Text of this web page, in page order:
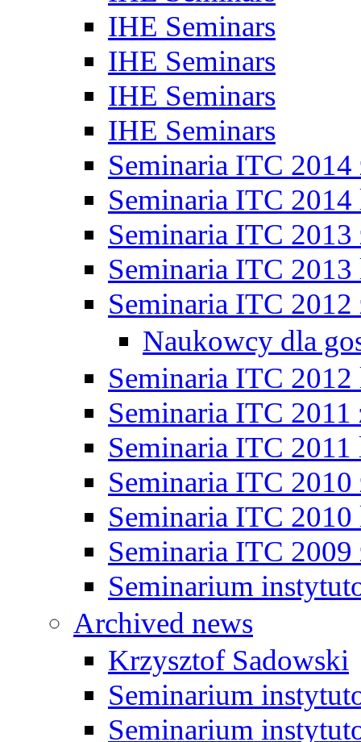
IHE Seminars
IHE Seminars
IHE Seminars
IHE Seminars
Seminaria ITC 2014
Seminaria ITC 2014
Seminaria ITC 2013
Seminaria ITC 2013
Seminaria ITC 2012
Naukowcy dla
Seminaria ITC 2012
Seminaria ITC 2011
Seminaria ITC 2011
Seminaria ITC 2010
Seminaria ITC 2010
Seminaria ITC 2009
Seminarium
Archived news
Krzysztof Sadowski
Seminarium
Seminarium